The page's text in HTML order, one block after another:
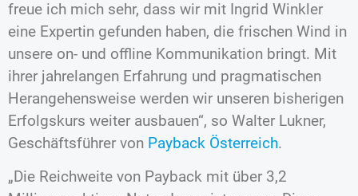
freue ich mich sehr, dass wir mit Ingrid Winkler
eine Expertin gefunden haben, die frischen Wind in
unsere on- und offline Kommunikation bringt. Mit
ihrer jahrelangen Erfahrung und pragmatischen
Herangehensweise werden wir unseren bisherigen
Erfolgskurs weiter ausbauen“, so Walter Lukner,
Geschäftsführer von Payback Österreich.
„Die Reichweite von Payback mit über 3,2